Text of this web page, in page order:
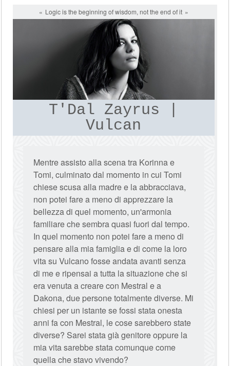
Logic is the beginning of wisdom, not the end of it
T'Dal Zayrus |
Vulcan
Mentre assisto alla scena tra Korinna e
Tomi, culminato dal momento in cui Tomi
chiese scusa alla madre e la abbracciava,
non potei fare a meno di apprezzare la
bellezza di quel momento, un'armonia
familiare che sembra quasi fuori dal tempo.
In quel momento non potei fare a meno di
pensare alla mia famiglia e di come la loro
vita su Vulcano fosse andata avanti senza
di me e ripensai a tutta la situazione che si
era venuta a creare con Mestral e a
Dakona, due persone totalmente diverse. Mi
chiesi per un istante se fossi stata onesta
anni fa con Mestral, le cose sarebbero state
diverse? Sarei stata già genitore oppure la
mia vita sarebbe stata comunque come
quella che stavo vivendo?